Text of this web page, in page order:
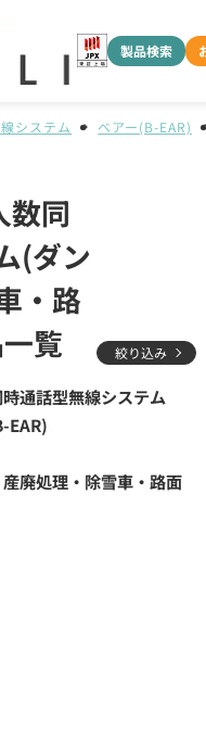
製品検索
システム ベアー(B-EAR)
数同
(ダン
・路
覧
絞り込み
通話型無線システム
EAR)
廃処理・除雪車・路面